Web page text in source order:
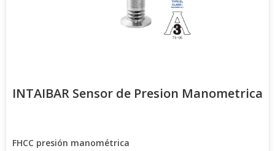
INTAIBAR Sensor de Presion Manometrica
FHCC presión manométrica